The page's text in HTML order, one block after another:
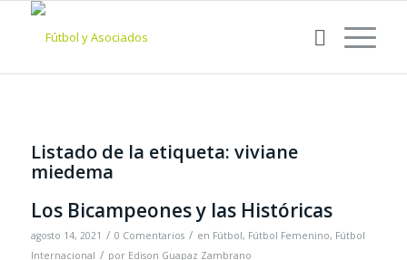
Listado de la etiqueta: viviane
miedema
Los Bicampeones y las Históricas
agosto 14, 2021 / 0 Comentarios / en Fútbol, Fútbol Femenino, Fútbol
Internacional / por Edison Guapaz Zambrano